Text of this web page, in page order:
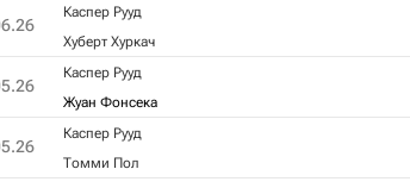
Каспер Рууд
Хуберт Хуркач
Каспер Рууд
Жуан Фонсека
Каспер Рууд
Томми Пол